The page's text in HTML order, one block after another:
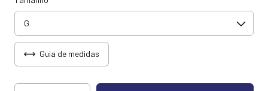
Guia de medidas